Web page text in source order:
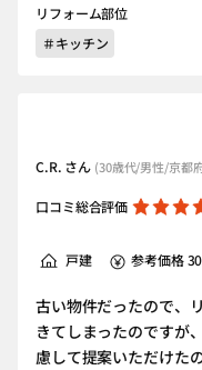
リフォーム部位
＃キッチン
C.R. さん (30歳代/男性/京都
口コミ総合評価
戸建 参考価格
古い物件だったので、
きてしまったのですが
慮して提案いただけた